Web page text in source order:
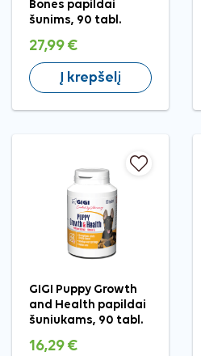
Bones papildai
šunims, 90 tabl.
27,99 €
Į krepšelį
GIGI Puppy Growth
and Health papildai
šuniukams, 90 tabl.
16,29 €